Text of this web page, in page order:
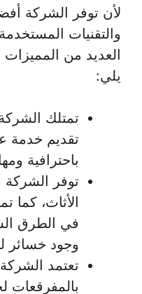
لأن توفر الشركة
والتقنيات
العديد من المميزات
يلي:
تمتلك
تقديم خدمة
باحترافية
توفر
الأثاث، كما
في الطرق
وجود خسائر
تعتمد
بالمفرقعات